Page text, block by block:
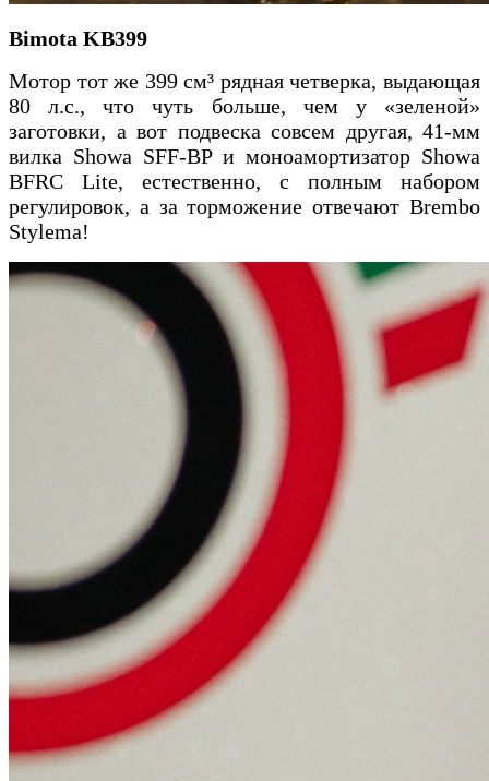
Bimota KB399
Мотор тот же 399 см³ рядная четверка, выдающая
80 л.с., что чуть больше, чем у «зеленой»
заготовки, а вот подвеска совсем другая, 41-мм
вилка Showa SFF-BP и моноамортизатор Showa
BFRC Lite, естественно, с полным набором
регулировок, а за торможение отвечают Brembo
Stylema!